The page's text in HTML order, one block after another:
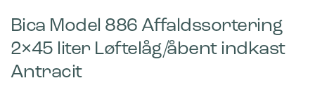
Bica Model 886 Affaldssortering
2×45 liter Løftelåg/åbent indkast
Antracit